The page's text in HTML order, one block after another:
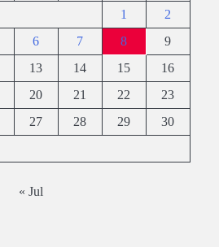
1
2
6 7 8
9
13 14 15
16
20 21 22
23
27 28 29
30
« Jul